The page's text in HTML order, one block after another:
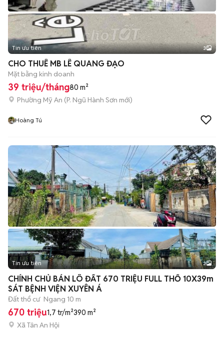
Tin ưu tiên 3
CHO THUÊ MB LÊ QUANG ĐẠO
Mặt bằng kinh doanh
39 triệu/tháng80 m²
Phường Mỹ An (P. Ngũ Hành Sơn mới)
Hoàng Tú
Tin ưu tiên 3
CHÍNH CHỦ BÁN LÔ ĐẤT 670 TRIỆU FULL THỔ 10X39m
SÁT BỆNH VIỆN XUYÊN Á
Đất thổ cư Ngang 10 m
670 triệu1,7 tr/m²390 m²
Xã Tân An Hội